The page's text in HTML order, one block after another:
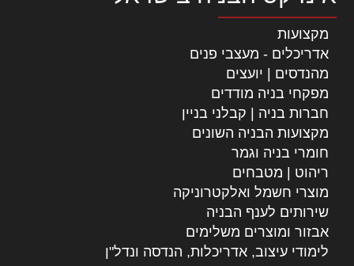
מקצועות
אדריכלים - מעצבי פנים
מהנדסים | יועצים
מפקחי בניה מודדים
חברות בניה | קבלני בניין
מקצועות הבניה השונים
חומרי בניה וגמר
ריהוט | מטבחים
מוצרי חשמל ואלקטרוניקה
שירותים לענף הבניה
אבזור ומוצרים משלימים
לימודי עיצוב, אדריכלות, הנדסה ונדל"ן